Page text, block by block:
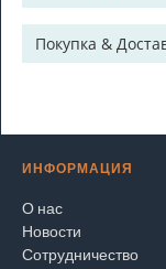
Покупка &
ИНФОРМАЦИЯ
О нас
Новости
Сотрудничество